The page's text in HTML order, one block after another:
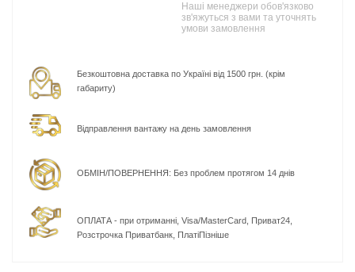
Наші менеджери обов'язково
зв'яжуться з вами та уточнять
умови замовлення
Безкоштовна доставка по Україні від 1500 грн. (крім
габариту)
Відправлення вантажу на день замовлення
ОБМІН/ПОВЕРНЕННЯ: Без проблем протягом 14 днів
ОПЛАТА - при отриманні, Visa/MasterCard, Приват24,
Розстрочка Приватбанк, ПлатіПізніше